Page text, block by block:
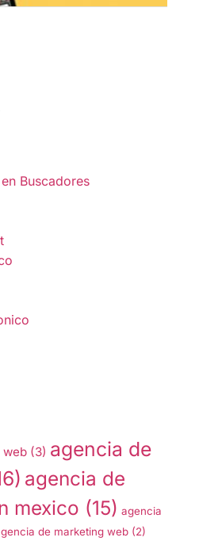
Buscadores
web (3) agencia de
agencia de
mexico (15) agencia
de marketing web (2)